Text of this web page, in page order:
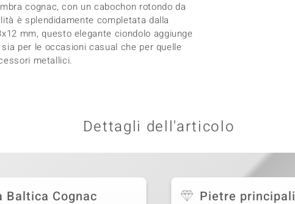
cognac, con un cabochon rotondo da
è splendidamente completata dalla
mm, questo elegante ciondolo aggiunge
per le occasioni casual che per quelle
metallici.
Dettagli dell'articolo
Baltica Cognac Pietre principali